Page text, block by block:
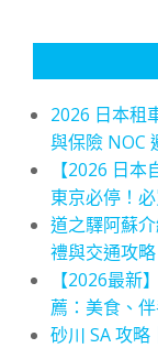
2026 日本租
與保險 NOC
【2026 日
東京必停！
道之驛阿蘇
禮與交通攻略
【2026最新
薦：美食、
砂川 SA 攻